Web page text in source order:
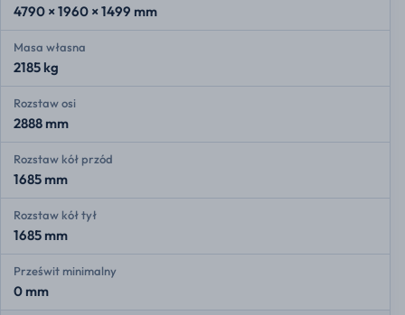
4790 × 1960 × 1499 mm
Masa własna
2185 kg
Rozstaw osi
2888 mm
Rozstaw kół przód
1685 mm
Rozstaw kół tył
1685 mm
Prześwit minimalny
0 mm